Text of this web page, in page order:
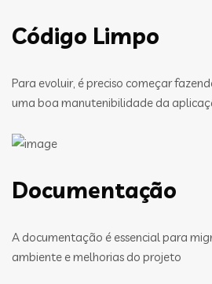
Código Limpo
Para evoluir, é preciso começar
uma boa manutenibilidade da
Documentação
A documentação é essencial para
ambiente e melhorias do projeto